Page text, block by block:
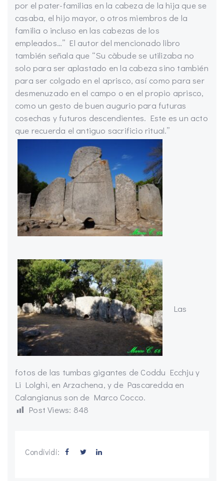
por el pater-familias en la cabeza de la hija que se
casaba, el hijo mayor, o otros miembros de la
familia o incluso en las cabezas de los
empleados…” El autor del mencionado libro
también señala que “Su càbude se utilizaba no
solo para ser aplastado en la cabeza sino también
para ser colgado en el aprisco, así como para ser
desmenuzado en el campo o en el propio aprisco,
como un gesto de buen augurio para futuras
cosechas y futuros descendientes. Este es un acto
que recuerda el antiguo sacrificio ritual.”
Las
fotos de las tumbas gigantes de Coddu Ecchju y
Li Lolghi, en Arzachena, y de Pascaredda en
Calangianus son de Marco Cocco.
Post Views: 848
Condividi: